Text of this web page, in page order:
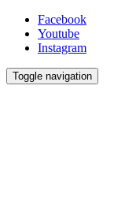
Facebook
Youtube
Instagram
Toggle navigation